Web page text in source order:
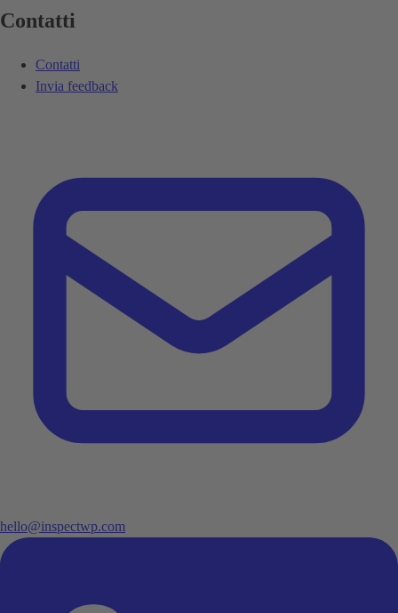
Contatti
Contatti
Invia feedback
hello@inspectwp.com